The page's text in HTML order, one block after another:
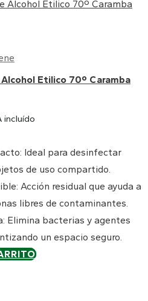
Etilico 70º Caramba
€.
incluído
Ideal para desinfectar
de uso compartido.
Acción residual que ayuda a
libres de contaminantes.
Elimina bacterias y agentes
un espacio seguro.